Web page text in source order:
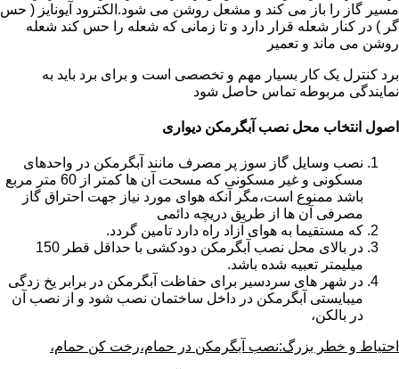
مسیر گاز را باز می کند و مشعل روشن می شود.الکترود آیونایز ( حس
گر ) در کنار شعله قرار دارد و تا زمانی که شعله را حس کند شعله
روشن می ماند و تعمیر
برد کنترل یک کار بسیار مهم و تخصصی است و برای برد باید به
نمایندگی مربوطه تماس حاصل شود
اصول انتخاب محل نصب آبگرمکن دیواری
نصب وسایل گاز سوز پر مصرف مانند آبگرمکن در واحدهای
مسکونی و غیر مسکونی که مسحت آن ها کمتر از 60 متر مربع
باشد ممنوع است،مگر آنکه هوای مورد نیاز جهت احتراق گاز
مصرفی آن ها از طریق دریچه دائمی
که مستقیما به هوای آزاد راه دارد تامین گردد.
در بالای محل نصب آبگرمکن دودکشی با حداقل قطر 150
میلیمتر تعبیه شده باشد.
در شهر های سردسیر برای حفاظت آبگرمکن در برابر یخ زدگی
میبایستی آبگرمکن در داخل ساختمان نصب شود و از نصب آن
در بالکن،
احتیاط و خطر بزرگ:نصب آبگرمکن در حمام،رخت کن حمام،